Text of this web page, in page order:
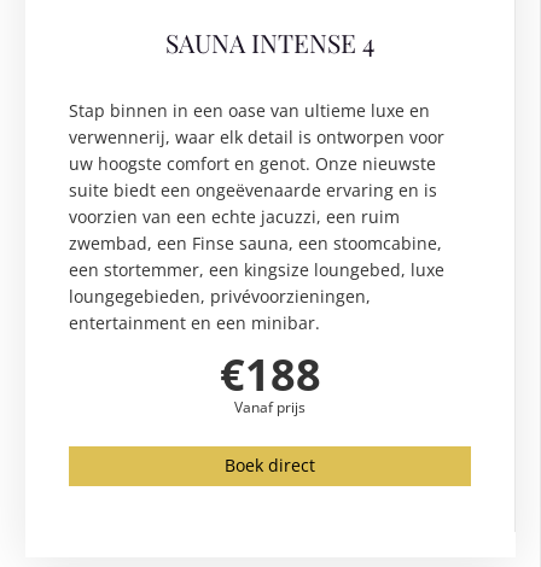
SAUNA INTENSE 4
Stap binnen in een oase van ultieme luxe en
verwennerij, waar elk detail is ontworpen voor
uw hoogste comfort en genot. Onze nieuwste
suite biedt een ongeëvenaarde ervaring en is
voorzien van een echte jacuzzi, een ruim
zwembad, een Finse sauna, een stoomcabine,
een stortemmer, een kingsize loungebed, luxe
loungegebieden, privévoorzieningen,
entertainment en een minibar.
€188
Vanaf prijs
Boek direct